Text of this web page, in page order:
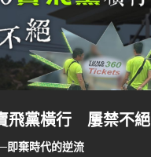
飛黨橫行 屢禁不絕
即棄時代的逆流